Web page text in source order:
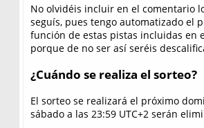
No olvidéis incluir en el comentario
seguís, pues tengo automatizado el
función de estas pistas incluidas en
porque de no ser así seréis
¿Cuándo se realiza el sorteo?
El sorteo se realizará el próximo
sábado a las 23:59 UTC+2 serán